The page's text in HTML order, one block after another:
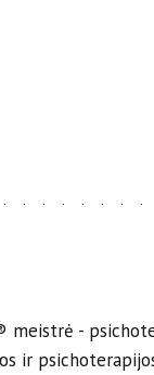
meistrė -
ir